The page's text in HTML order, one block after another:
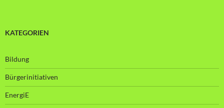
KATEGORIEN
Bildung
Bürgerinitiativen
EnergiE